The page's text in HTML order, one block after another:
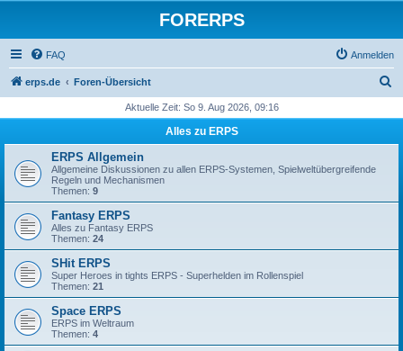
FORERPS
FAQ Anmelden
erps.de Foren-Übersicht
h
Aktuelle Zeit: So 9. Aug 2026, 09:16
Alles zu ERPS
ERPS Allgemein
Allgemeine Diskussionen zu allen ERPS-Systemen, Spielweltübergreifende
Regeln und Mechanismen
Themen: 9
Fantasy ERPS
Alles zu Fantasy ERPS
Themen: 24
SHit ERPS
Super Heroes in tights ERPS - Superhelden im Rollenspiel
Themen: 21
Space ERPS
ERPS im Weltraum
Themen: 4